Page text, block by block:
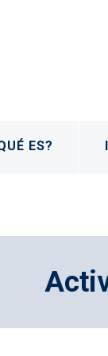
ES?